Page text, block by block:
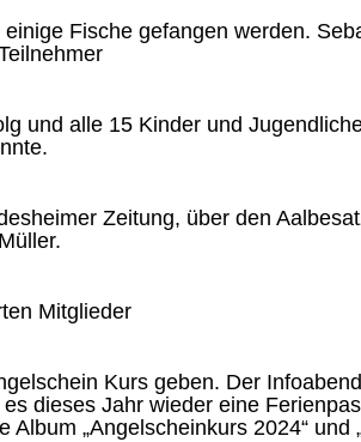
Fische gefangen werden.
und alle 15 Kinder und
Zeitung, über den
Mitglieder
Kurs geben. Der
dieses Jahr wieder eine
„Angelscheinkurs 2024“ und